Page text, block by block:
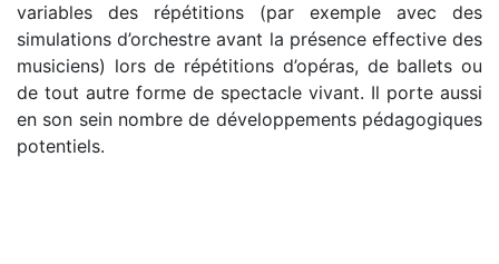
variables des répétitions (par exemple avec des
simulations d’orchestre avant la présence effective des
musiciens) lors de répétitions d’opéras, de ballets ou
de tout autre forme de spectacle vivant. Il porte aussi
en son sein nombre de développements pédagogiques
potentiels.